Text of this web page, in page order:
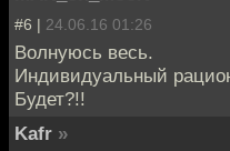
#6 | 24.06.16 01:26
Волнуюсь весь.
Индивидуальный
Будет?!!
Kafr »